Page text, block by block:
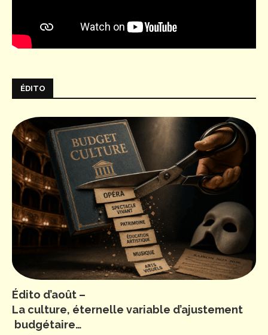
ÉDITO
Édito d’août –
La culture, éternelle variable d’ajustement
budgétaire…